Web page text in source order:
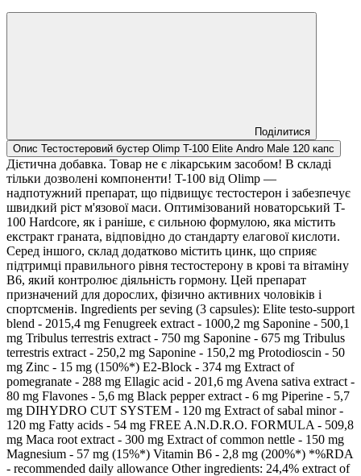
Поділитися
Опис Тестостеровий бустер Olimp T-100 Elite Andro Male 120 капс
Дієтична добавка. Товар не є лікарським засобом! В складі
тільки дозволені компоненти! T-100 від Olimp —
надпотужний препарат, що підвищує тестостерон і забезпечує
швидкий ріст м'язової маси. Оптимізований новаторський T-
100 Hardcore, як і раніше, є сильною формулою, яка містить
екстракт граната, відповідно до стандарту елагової кислоти.
Серед іншого, склад додатково містить цинк, що сприяє
підтримці правильного рівня тестостерону в крові та вітаміну
В6, який контролює діяльність гормону. Цей препарат
призначений для дорослих, фізично активних чоловіків і
спортсменів. Ingredients per seving (3 capsules): Elite testo-support
blend - 2015,4 mg Fenugreek extract - 1000,2 mg Saponine - 500,1
mg Tribulus terrestris extract - 750 mg Saponine - 675 mg Tribulus
terrestris extract - 250,2 mg Saponine - 150,2 mg Protodioscin - 50
mg Zinc - 15 mg (150%*) E2-Block - 374 mg Extract of
pomegranate - 288 mg Ellagic acid - 201,6 mg Avena sativa extract -
80 mg Flavones - 5,6 mg Black pepper extract - 6 mg Piperine - 5,7
mg DIHYDRO CUT SYSTEM - 120 mg Extract of sabal minor -
120 mg Fatty acids - 54 mg FREE A.N.D.R.O. FORMULA - 509,8
mg Maca root extract - 300 mg Extract of common nettle - 150 mg
Magnesium - 57 mg (15%*) Vitamin B6 - 2,8 mg (200%*) *%RDA
- recommended daily allowance Other ingredients: 24,4% extract of